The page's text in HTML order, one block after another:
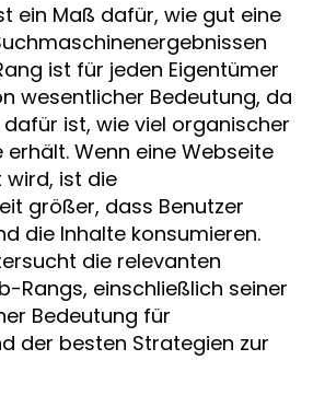
ein Maß dafür, wie gut eine
ist für jeden Eigentümer
wesentlicher Bedeutung, da
ist, wie viel organischer
erhält. Wenn eine Webseite
ist die
größer, dass Benutzer
die Inhalte konsumieren.
die relevanten
Rangs, einschließlich seiner
Bedeutung für
der besten Strategien zur